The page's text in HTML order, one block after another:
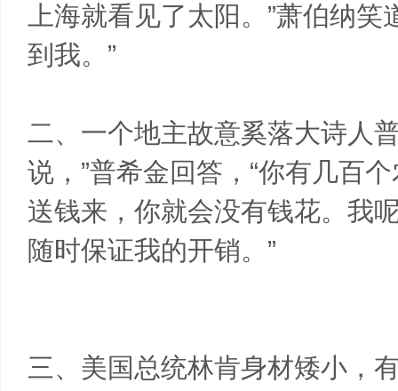
上海就看见了太阳。”萧伯纳
到我。”
二、一个地主故意奚落大诗人
说，”普希金回答，“你有几百
送钱来，你就会没有钱花。我
随时保证我的开销。”
三、美国总统林肯身材矮小，